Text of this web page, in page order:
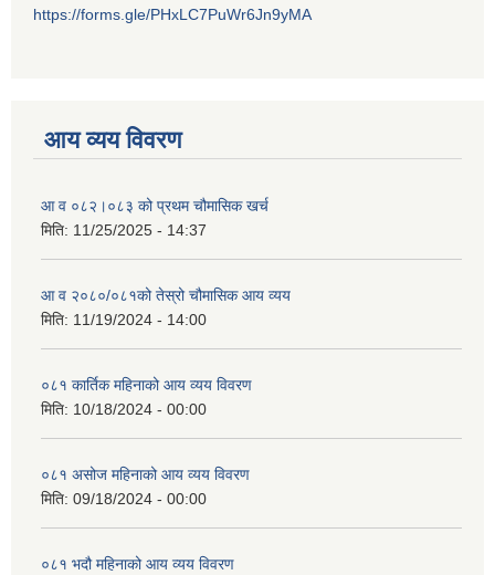
https://forms.gle/PHxLC7PuWr6Jn9yMA
आय व्यय विवरण
आ व ०८२।०८३ को प्रथम चौमासिक खर्च
मिति: 11/25/2025 - 14:37
आ व २०८०/०८१को तेस्रो चौमासिक आय व्यय
मिति: 11/19/2024 - 14:00
०८१ कार्तिक महिनाको आय व्यय विवरण
मिति: 10/18/2024 - 00:00
०८१ असोज महिनाको आय व्यय विवरण
मिति: 09/18/2024 - 00:00
०८१ भदौ महिनाको आय व्यय विवरण